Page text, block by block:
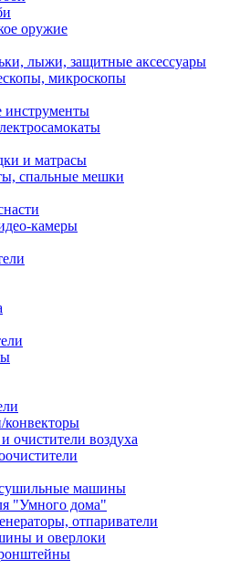
оружие
лыжи, защитные аксессуары
микроскопы
и матрасы
спальные мешки
камеры
конвекторы
очистители воздуха
машины
"Умного дома"
отпариватели
и оверлоки